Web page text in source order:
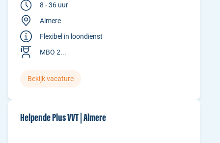
8 - 36 uur
Almere
Flexibel in loondienst
MBO 2...
Bekijk vacature
Helpende Plus VVT | Almere